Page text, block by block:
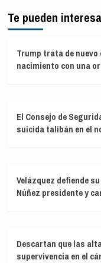
Te pueden
Trump trata de
nacimiento con una
El Consejo de
suicida talibán en el
Velázquez defiende
Núñez presidente y
Descartan que las
supervivencia en el